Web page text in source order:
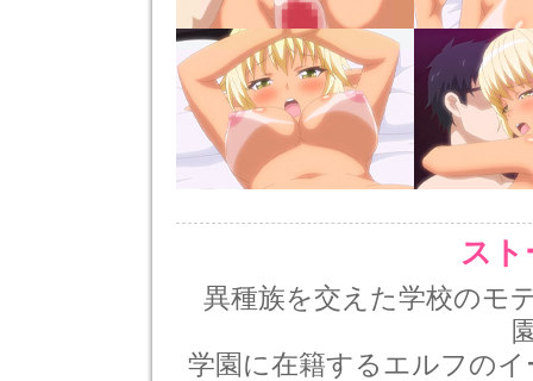
スト
異種族を交えた学校のモ
学園に在籍するエルフの